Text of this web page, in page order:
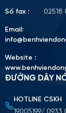
Tải lên CV (Định
Số fax : 02518
Email:
Website :
ĐƯỜNG DÂY
HOTLINE CSKH
19005199/ 0933